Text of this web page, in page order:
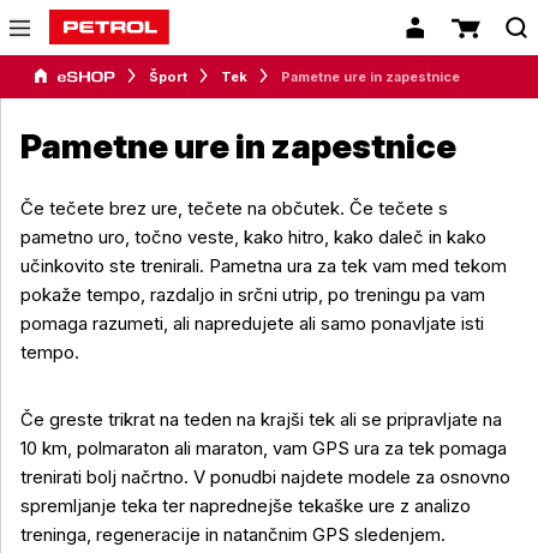
Šport Tek Pametne ure in zapestnice
Pametne ure in zapestnice
Če tečete brez ure, tečete na občutek. Če tečete s
pametno uro, točno veste, kako hitro, kako daleč in kako
učinkovito ste trenirali. Pametna ura za tek vam med tekom
pokaže tempo, razdaljo in srčni utrip, po treningu pa vam
pomaga razumeti, ali napredujete ali samo ponavljate isti
tempo.
Če greste trikrat na teden na krajši tek ali se pripravljate na
10 km, polmaraton ali maraton, vam GPS ura za tek pomaga
trenirati bolj načrtno. V ponudbi najdete modele za osnovno
spremljanje teka ter naprednejše tekaške ure z analizo
treninga, regeneracije in natančnim GPS sledenjem.